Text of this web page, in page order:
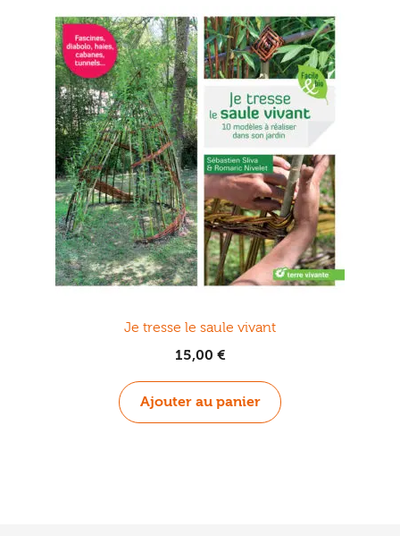
Je tresse le saule vivant
15,00 €
Ajouter au panier